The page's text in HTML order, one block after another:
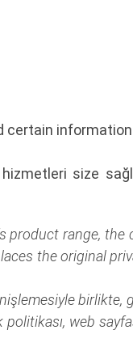
size
product range,
the original
birlikte,
web